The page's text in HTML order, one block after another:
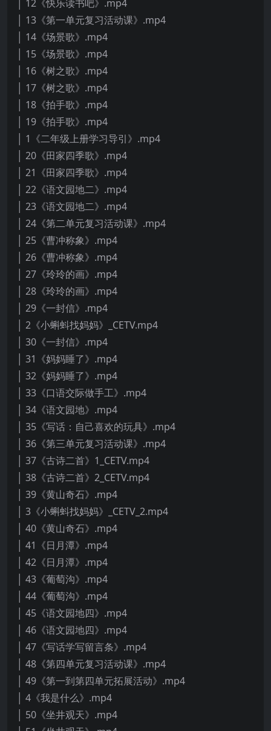
│ 12《快乐读书吧》.mp4
│ 13《第一单元复习活动课》.mp4
│ 14《场景歌》.mp4
│ 15《场景歌》.mp4
│ 16《树之歌》.mp4
│ 17《树之歌》.mp4
│ 18《拍手歌》.mp4
│ 19《拍手歌》.mp4
│ 1《二年级上册学习导引》.mp4
│ 20《田家四季歌》.mp4
│ 21《田家四季歌》.mp4
│ 22《语文园地二》.mp4
│ 23《语文园地二》.mp4
│ 24《第二单元复习活动课》.mp4
│ 25《曹冲称象》.mp4
│ 26《曹冲称象》.mp4
│ 27《玲玲的画》.mp4
│ 28《玲玲的画》.mp4
│ 29《一封信》.mp4
│ 2《小蝌蚪找妈妈》_CETV.mp4
│ 30《一封信》.mp4
│ 31《妈妈睡了》.mp4
│ 32《妈妈睡了》.mp4
│ 33《口语交际做手工》.mp4
│ 34《语文园地》.mp4
│ 35《写话：自己喜欢的玩具》.mp4
│ 36《第三单元复习活动课》.mp4
│ 37《古诗二首》1_CETV.mp4
│ 38《古诗二首》2_CETV.mp4
│ 39《黄山奇石》.mp4
│ 3《小蝌蚪找妈妈》_CETV_2.mp4
│ 40《黄山奇石》.mp4
│ 41《日月潭》.mp4
│ 42《日月潭》.mp4
│ 43《葡萄沟》.mp4
│ 44《葡萄沟》.mp4
│ 45《语文园地四》.mp4
│ 46《语文园地四》.mp4
│ 47《写话学写留言条》.mp4
│ 48《第四单元复习活动课》.mp4
│ 49《第一到第四单元拓展活动》.mp4
│ 4《我是什么》.mp4
│ 50《坐井观天》.mp4